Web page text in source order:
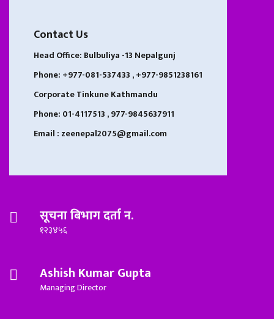
Contact Us
Head Office: Bulbuliya -13 Nepalgunj
Phone: +977-081-537433 , +977-9851238161
Corporate Tinkune Kathmandu
Phone: 01-4117513 , 977-9845637911
Email : zeenepal2075@gmail.com
सूचना बिभाग दर्ता न.
१२३४५६
Ashish Kumar Gupta
Managing Director